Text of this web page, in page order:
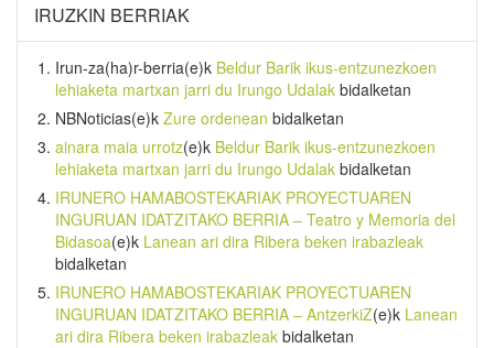
IRUZKIN BERRIAK
Irun-za(ha)r-berria(e)k Beldur Barik ikus-entzunezkoen
lehiaketa martxan jarri du Irungo Udalak bidalketan
NBNoticias(e)k Zure ordenean bidalketan
ainara maia urrotz(e)k Beldur Barik ikus-entzunezkoen
lehiaketa martxan jarri du Irungo Udalak bidalketan
IRUNERO HAMABOSTEKARIAK PROYECTUAREN
INGURUAN IDATZITAKO BERRIA – Teatro y Memoria del
Bidasoa(e)k Lanean ari dira Ribera beken irabazleak
bidalketan
IRUNERO HAMABOSTEKARIAK PROYECTUAREN
INGURUAN IDATZITAKO BERRIA – AntzerkiZ(e)k Lanean
ari dira Ribera beken irabazleak bidalketan